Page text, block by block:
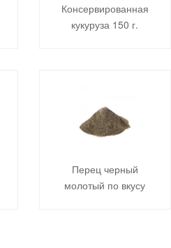
Консервированная
кукуруза 150 г.
Перец черный
молотый по вкусу